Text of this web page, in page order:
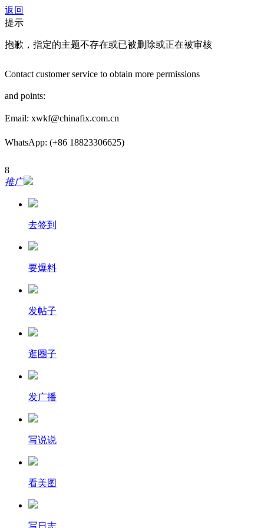
返回
提示
抱歉，指定的主题不存在或已被删除或正在被审核
Contact customer service to obtain more permissions
and points:
Email: xwkf@chinafix.com.cn
WhatsApp: (+86 18823306625)
8
推广
去签到
要爆料
发帖子
逛圈子
发广播
写说说
看美图
写日志